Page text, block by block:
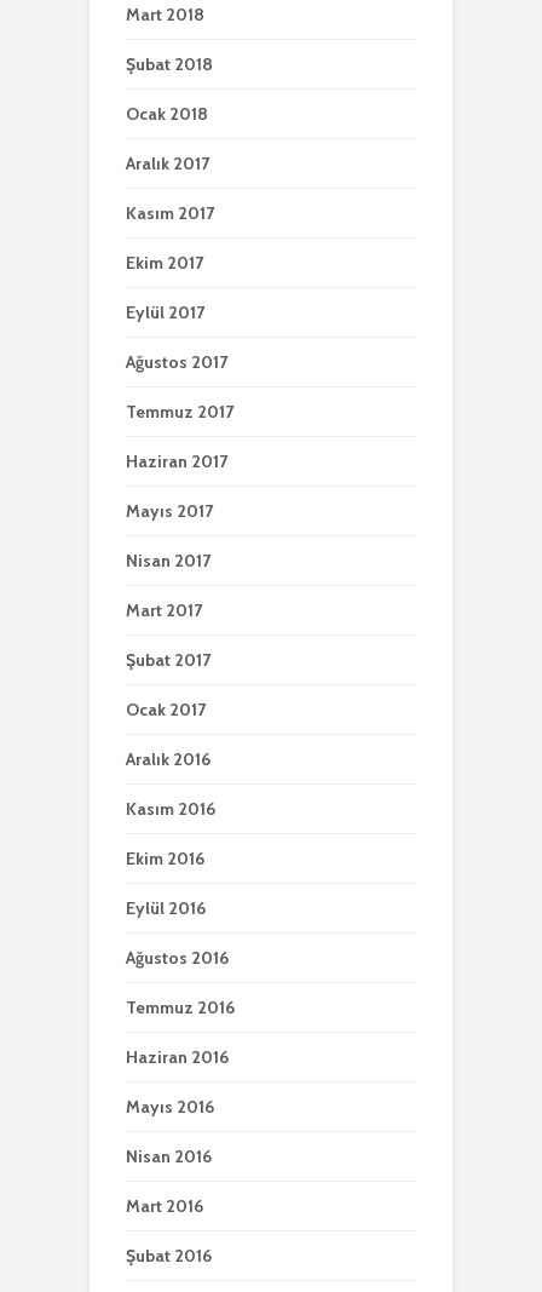
Mart 2018
Şubat 2018
Ocak 2018
Aralık 2017
Kasım 2017
Ekim 2017
Eylül 2017
Ağustos 2017
Temmuz 2017
Haziran 2017
Mayıs 2017
Nisan 2017
Mart 2017
Şubat 2017
Ocak 2017
Aralık 2016
Kasım 2016
Ekim 2016
Eylül 2016
Ağustos 2016
Temmuz 2016
Haziran 2016
Mayıs 2016
Nisan 2016
Mart 2016
Şubat 2016